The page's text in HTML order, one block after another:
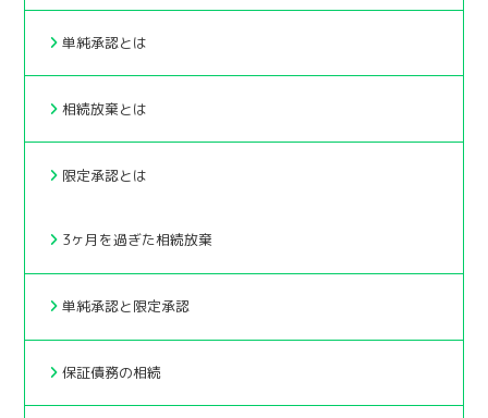
単純承認とは
相続放棄とは
限定承認とは
3ヶ月を過ぎた相続放棄
単純承認と限定承認
保証債務の相続